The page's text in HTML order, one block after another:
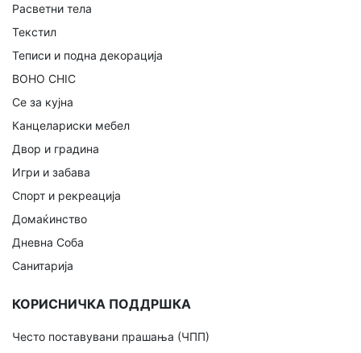
Расветни тела
Текстил
Теписи и подна декорација
BOHO CHIC
Се за кујна
Канцелариски мебел
Двор и градина
Игри и забава
Спорт и рекреација
Домаќинство
Дневна Соба
Санитарија
КОРИСНИЧКА ПОДДРШКА
Често поставувани прашања (ЧПП)